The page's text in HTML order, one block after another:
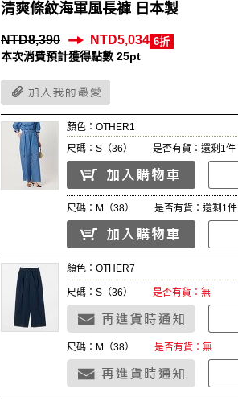
清爽條紋海軍風長褲 日本製
NTD8,390 NTD5,034 6折
本次消費預計獲得點數 25pt
顏色：OTHER1
尺碼：S（36）
是否有貨：還剩1件
尺碼：M（38） 是否有貨：還剩1件
顏色：OTHER7
尺碼：S（36） 是否有貨：無
尺碼：M（38） 是否有貨：無